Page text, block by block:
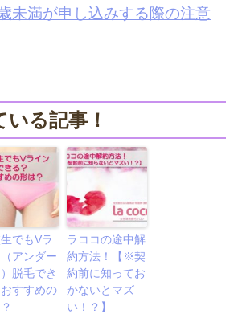
未満が申し込みする際の注意
いる記事！
でもVラ
アンダー
脱毛でき
すすめの
ラココの途中解
約方法！【※契
約前に知ってお
かないとマズ
い！？】